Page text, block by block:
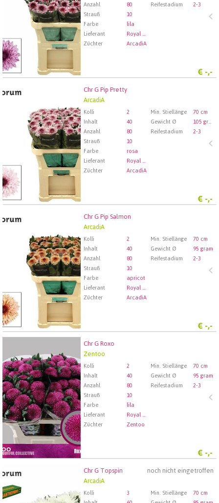
Anzahl
80 Reifestadium
2-3
Strauß
10
Farbe
lila
Lieferant
Royal FloraHolland Aalsmeer
Züchter
ArcadiA
€ -,-
Chr G Pip Pretty
ArcadiA
Kolli 2 Min. Stiellänge
70 cm
Inhalt
40 Gewicht Ø
105 gram
Anzahl
80 Reifestadium
2-3
Strauß
10
Farbe
rosa
Lieferant
Royal FloraHolland Aalsmeer
Züchter
ArcadiA
€ -,-
Chr G Pip Pretty
Wählen Sie zuerst ein Abfartdatum.
Chr G Pip Salmon
ArcadiA
Kolli 2 Min. Stiellänge
70 cm
Inhalt
40 Gewicht Ø
95 gram
Anzahl
80 Reifestadium
2-3
Strauß
10
Farbe
apricot
Lieferant
Royal FloraHolland Aalsmeer
Züchter
ArcadiA
€ -,-
Chr G Pip Salmon
Wählen Sie zuerst ein Abfartdatum.
Chr G Roxo
Zentoo
Kolli 2 Min. Stiellänge
70 cm
Inhalt
40 Gewicht Ø
95 gram
Anzahl
80 Reifestadium
2-3
Strauß
10
Farbe
lila
Lieferant
Royal FloraHolland Aalsmeer
Züchter
Zentoo
€ -,-
Wählen Sie zuerst ein Abfartdatum.
noch nicht eingetroffen
Chr G Topspin
ArcadiA
Kolli 3 Min. Stiellänge
70 cm
Chr G Topspin
Wählen Sie zuerst ein Abfartdatum.